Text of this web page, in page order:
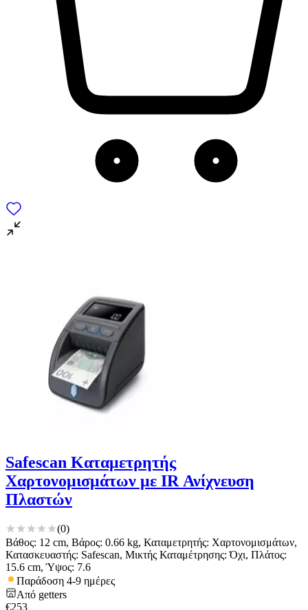
Safescan Καταμετρητής
Χαρτονομισμάτων με IR Ανίχνευση
Πλαστών
(0)
Βάθος: 12 cm, Βάρος: 0.66 kg, Καταμετρητής: Χαρτονομισμάτων,
Κατασκευαστής: Safescan, Μικτής Καταμέτρησης: Όχι, Πλάτος:
15.6 cm, Ύψος: 7.6
Παράδοση 4-9 ημέρες
Από getters
€253